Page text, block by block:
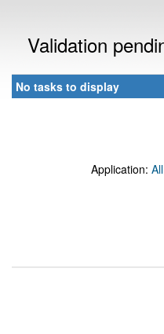
Validation
No tasks to display
Application: All